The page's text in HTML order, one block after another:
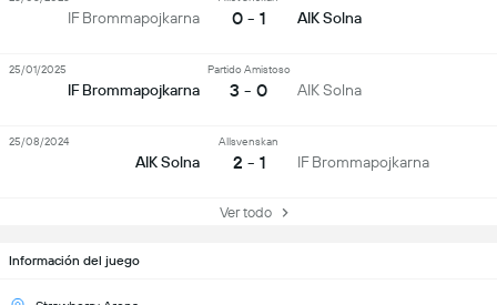
Información del juego
IF Brommapojkarna 0 - 1 AIK Solna
IF Brommapojkarna
Partido Amistoso
3 - 0 AIK Solna
25/01/2025
AIK Solna
Allsvenskan
2 - 1 IF Brommapojkarna
25/08/2024
Ver todo